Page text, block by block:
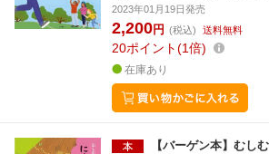
2023年01月19日発売
2,200円 (税込) 送料無料
20ポイント 1倍
在庫あり
【バーゲン本】む